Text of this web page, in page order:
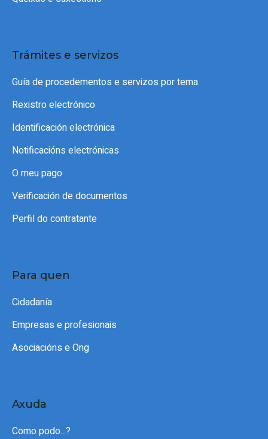
Trámites e servizos
Guía de procedementos e servizos por tema
Rexistro electrónico
Identificación electrónica
Notificacións electrónicas
O meu pago
Verificación de documentos
Perfil do contratante
Para quen
Cidadanía
Empresas e profesionais
Asociacións e Ong
Axuda
Como podo...?